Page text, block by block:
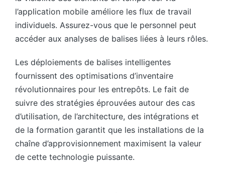
l’application mobile améliore les flux de travail
individuels. Assurez-vous que le personnel peut
accéder aux analyses de balises liées à leurs rôles.
Les déploiements de balises intelligentes
fournissent des optimisations d’inventaire
révolutionnaires pour les entrepôts. Le fait de
suivre des stratégies éprouvées autour des cas
d’utilisation, de l’architecture, des intégrations et
de la formation garantit que les installations de la
chaîne d’approvisionnement maximisent la valeur
de cette technologie puissante.